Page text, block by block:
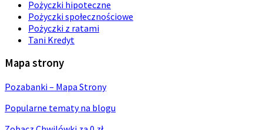
Pożyczki hipoteczne
Pożyczki społecznościowe
Pożyczki z ratami
Tani Kredyt
Mapa strony
Pozabanki – Mapa Strony
Popularne tematy na blogu